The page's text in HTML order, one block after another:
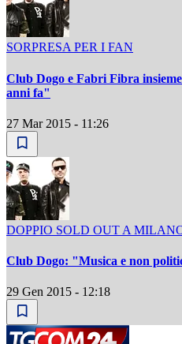
SORPRESA PER I FAN
Club Dogo e Fabri Fibra
anni fa"
27 Mar 2015 - 11:26
DOPPIO SOLD OUT A
Club Dogo: "Musica e non
29 Gen 2015 - 12:18